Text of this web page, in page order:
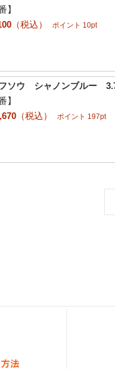
】
（税込） ポイント 10pt
ソウ シャノンブルー
】
（税込） ポイント 197pt